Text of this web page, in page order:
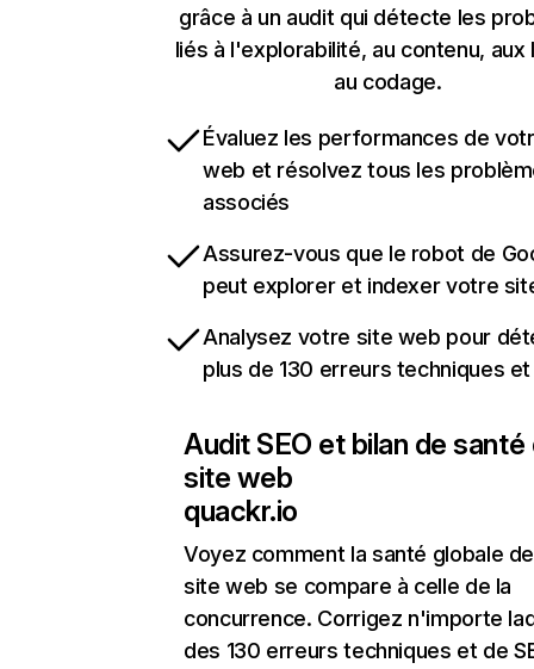
grâce à un audit qui détecte les
liés à l'explorabilité, au contenu, aux
au codage.
Évaluez les performances de
web et résolvez tous les
associés
Assurez-vous que le robot de
peut explorer et indexer votre
Analysez votre site web pour
plus de 130 erreurs techniques et
Audit SEO et bilan de santé
site web
quackr.io
Voyez comment la santé globale
site web se compare à celle de la
concurrence. Corrigez n'importe
des 130 erreurs techniques et de